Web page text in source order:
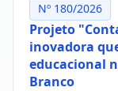
Nº 180/2026
Projeto
inovadora
educacional
Branco